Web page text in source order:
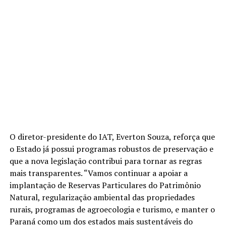
O diretor-presidente do IAT, Everton Souza, reforça que
o Estado já possui programas robustos de preservação e
que a nova legislação contribui para tornar as regras
mais transparentes. “Vamos continuar a apoiar a
implantação de Reservas Particulares do Patrimônio
Natural, regularização ambiental das propriedades
rurais, programas de agroecologia e turismo, e manter o
Paraná como um dos estados mais sustentáveis do